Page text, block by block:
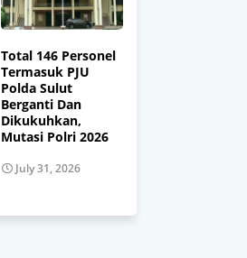
Total 146 Personel
Termasuk PJU
Polda Sulut
Berganti Dan
Dikukuhkan,
Mutasi Polri 2026
July 31, 2026